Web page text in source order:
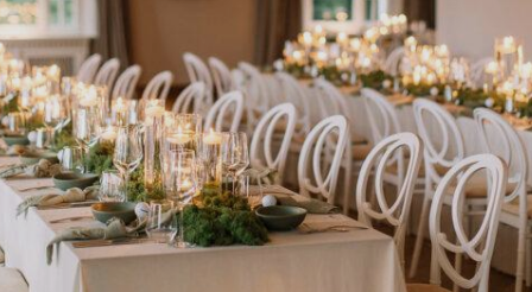
FEIERN
WEIHNACHTSFEIERN
GASTRONOMIE